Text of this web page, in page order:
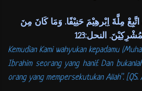
اتَّبِعْ مِلَّةَ اِبْرهِيْمَ حَنِيْفًا. وَمَا كَانَ مِنَ
النحل:123
Kemudian Kami wahyukan kepadamu
Ibrahim seorang yang hanif. Dan
orang yang mempersekutukan Allah”. [QS.